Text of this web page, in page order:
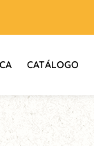
CATÁLOGO